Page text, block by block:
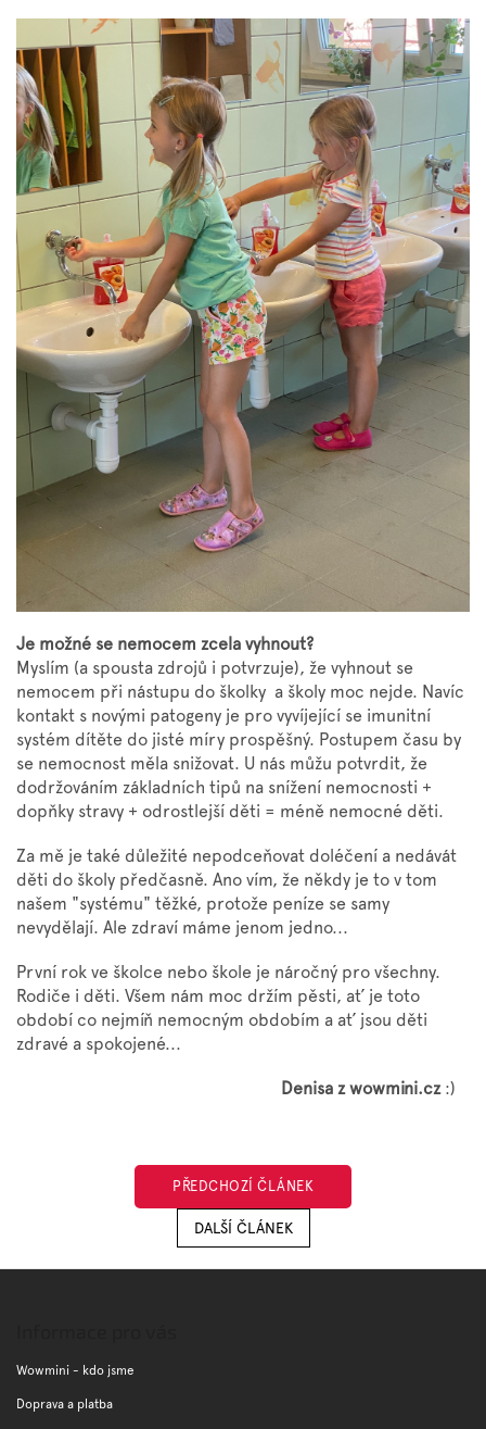
Je možné se nemocem zcela vyhnout?
Myslím (a spousta zdrojů i potvrzuje), že vyhnout se
nemocem při nástupu do školky a školy moc nejde. Navíc
kontakt s novými patogeny je pro vyvíjející se imunitní
systém dítěte do jisté míry prospěšný. Postupem času by
se nemocnost měla snižovat. U nás můžu potvrdit, že
dodržováním základních tipů na snížení nemocnosti +
dopňky stravy + odrostlejší děti = méně nemocné děti.
Za mě je také důležité nepodceňovat doléčení a nedávát
děti do školy předčasně. Ano vím, že někdy je to v tom
našem "systému" těžké, protože peníze se samy
nevydělají. Ale zdraví máme jenom jedno...
První rok ve školce nebo škole je náročný pro všechny.
Rodiče i děti. Všem nám moc držím pěsti, ať je toto
období co nejmíň nemocným obdobím a ať jsou děti
zdravé a spokojené...
Denisa z wowmini.cz:)
PŘEDCHOZÍ ČLÁNEK
DALŠÍ ČLÁNEK
Wowmini - kdo jsme
Doprava a platba